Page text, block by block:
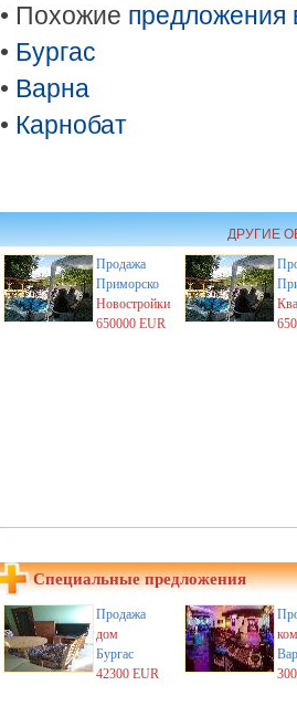
• Похожие предложения
• Бургас
• Варна
• Карнобат
ДРУГИЕ
Продажа
Приморско
Новостройки
650000 EUR
Специальные предложения
Продажа
дом
Бургас
42300 EUR